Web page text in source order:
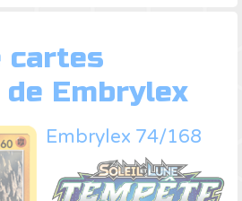
cartes
Embrylex
Embrylex 74/168